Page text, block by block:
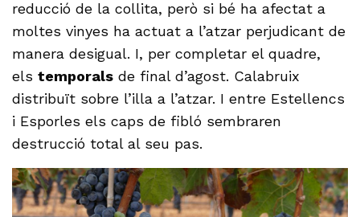
reducció de la collita, però si bé ha afectat a
moltes vinyes ha actuat a l’atzar perjudicant de
manera desigual. I, per completar el quadre,
elstemporals de final d’agost. Calabruix
distribuït sobre l’illa a l’atzar. I entre Estellencs
i Esporles els caps de fibló sembraren
destrucció total al seu pas.